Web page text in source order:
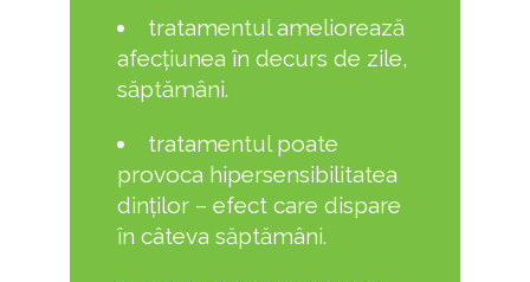
tratamentul ameliorează
afecțiunea în decurs de zile,
săptămâni.
tratamentul poate
provoca hipersensibilitatea
dinților – efect care dispare
în câteva săptămâni.